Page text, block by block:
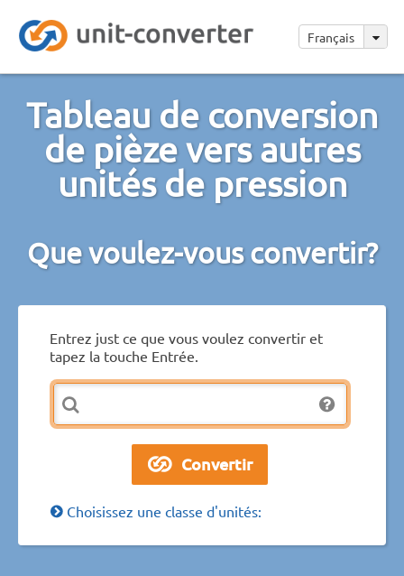
Français
Tableau de conversion
de pièze vers autres
unités de pression
Que voulez-vous convertir?
Entrez just ce que vous voulez convertir et
tapez la touche Entrée.
Choisissez une classe d'unités: